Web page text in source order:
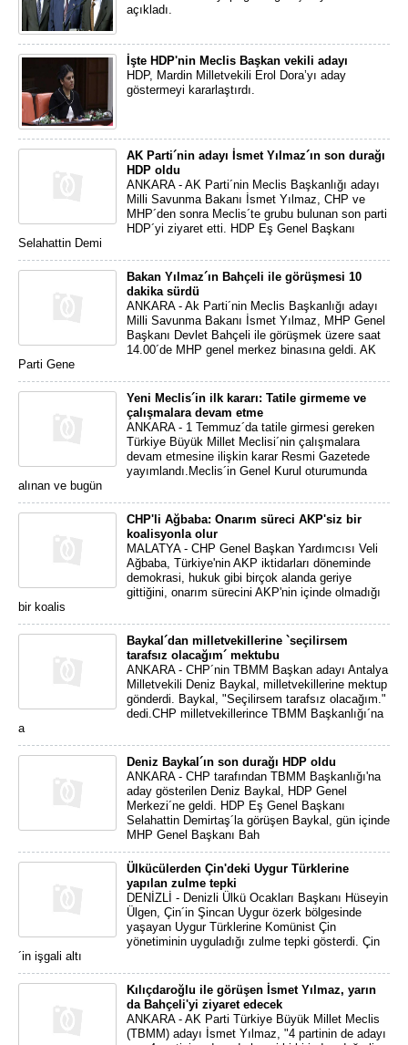
açıkladı.
İşte HDP'nin Meclis Başkan vekili adayı
HDP, Mardin Milletvekili Erol Dora’yı aday
göstermeyi kararlaştırdı.
AK Parti´nin adayı İsmet Yılmaz´ın son durağı
HDP oldu
ANKARA - AK Parti´nin Meclis Başkanlığı adayı
Milli Savunma Bakanı İsmet Yılmaz, CHP ve
MHP´den sonra Meclis´te grubu bulunan son parti
HDP´yi ziyaret etti. HDP Eş Genel Başkanı
Selahattin Demi
Bakan Yılmaz´ın Bahçeli ile görüşmesi 10
dakika sürdü
ANKARA - Ak Parti´nin Meclis Başkanlığı adayı
Milli Savunma Bakanı İsmet Yılmaz, MHP Genel
Başkanı Devlet Bahçeli ile görüşmek üzere saat
14.00´de MHP genel merkez binasına geldi. AK
Parti Gene
Yeni Meclis´in ilk kararı: Tatile girmeme ve
çalışmalara devam etme
ANKARA - 1 Temmuz´da tatile girmesi gereken
Türkiye Büyük Millet Meclisi´nin çalışmalara
devam etmesine ilişkin karar Resmi Gazetede
yayımlandı.Meclis´in Genel Kurul oturumunda
alınan ve bugün
CHP'li Ağbaba: Onarım süreci AKP'siz bir
koalisyonla olur
MALATYA - CHP Genel Başkan Yardımcısı Veli
Ağbaba, Türkiye'nin AKP iktidarları döneminde
demokrasi, hukuk gibi birçok alanda geriye
gittiğini, onarım sürecini AKP'nin içinde olmadığı
bir koalis
Baykal´dan milletvekillerine `seçilirsem
tarafsız olacağım´ mektubu
ANKARA - CHP´nin TBMM Başkan adayı Antalya
Milletvekili Deniz Baykal, milletvekillerine mektup
gönderdi. Baykal, "Seçilirsem tarafsız olacağım."
dedi.CHP milletvekillerince TBMM Başkanlığı´na
a
Deniz Baykal´ın son durağı HDP oldu
ANKARA - CHP tarafından TBMM Başkanlığı'na
aday gösterilen Deniz Baykal, HDP Genel
Merkezi´ne geldi. HDP Eş Genel Başkanı
Selahattin Demirtaş´la görüşen Baykal, gün içinde
MHP Genel Başkanı Bah
Ülkücülerden Çin'deki Uygur Türklerine
yapılan zulme tepki
DENİZLİ - Denizli Ülkü Ocakları Başkanı Hüseyin
Ülgen, Çin´in Şincan Uygur özerk bölgesinde
yaşayan Uygur Türklerine Komünist Çin
yönetiminin uyguladığı zulme tepki gösterdi. Çin
´in işgali altı
Kılıçdaroğlu ile görüşen İsmet Yılmaz, yarın
da Bahçeli'yi ziyaret edecek
ANKARA - AK Parti Türkiye Büyük Millet Meclis
(TBMM) adayı İsmet Yılmaz, "4 partinin de adayı